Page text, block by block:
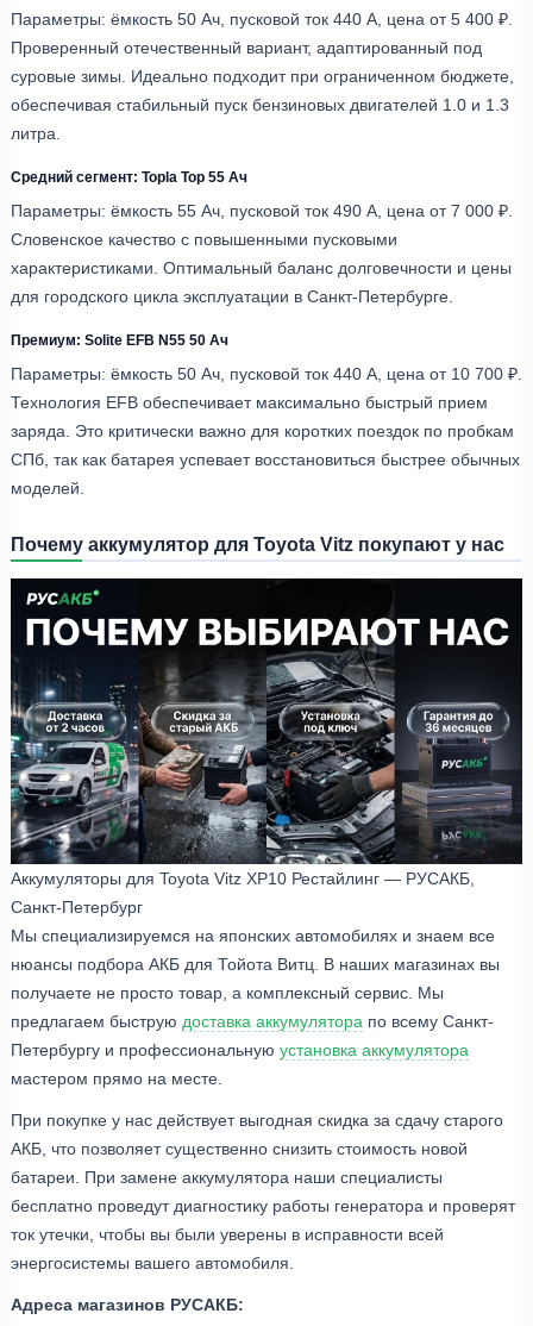
Параметры: ёмкость 50 Ач, пусковой ток 440 А, цена от 5 400 ₽.
Проверенный отечественный вариант, адаптированный под
суровые зимы. Идеально подходит при ограниченном бюджете,
обеспечивая стабильный пуск бензиновых двигателей 1.0 и 1.3
литра.
Средний сегмент: Topla Top 55 Ач
Параметры: ёмкость 55 Ач, пусковой ток 490 А, цена от 7 000 ₽.
Словенское качество с повышенными пусковыми
характеристиками. Оптимальный баланс долговечности и цены
для городского цикла эксплуатации в Санкт-Петербурге.
Премиум: Solite EFB N55 50 Ач
Параметры: ёмкость 50 Ач, пусковой ток 440 А, цена от 10 700 ₽.
Технология EFB обеспечивает максимально быстрый прием
заряда. Это критически важно для коротких поездок по пробкам
СПб, так как батарея успевает восстановиться быстрее обычных
моделей.
Почему аккумулятор для Toyota Vitz покупают у нас
Аккумуляторы для Toyota Vitz XP10 Рестайлинг — РУСАКБ,
Санкт-Петербург
Мы специализируемся на японских автомобилях и знаем все
нюансы подбора АКБ для Тойота Витц. В наших магазинах вы
получаете не просто товар, а комплексный сервис. Мы
предлагаем быструю доставка аккумулятора по всему Санкт-
Петербургу и профессиональную установка аккумулятора
мастером прямо на месте.
При покупке у нас действует выгодная скидка за сдачу старого
АКБ, что позволяет существенно снизить стоимость новой
батареи. При замене аккумулятора наши специалисты
бесплатно проведут диагностику работы генератора и проверят
ток утечки, чтобы вы были уверены в исправности всей
энергосистемы вашего автомобиля.
Адреса магазинов РУСАКБ: